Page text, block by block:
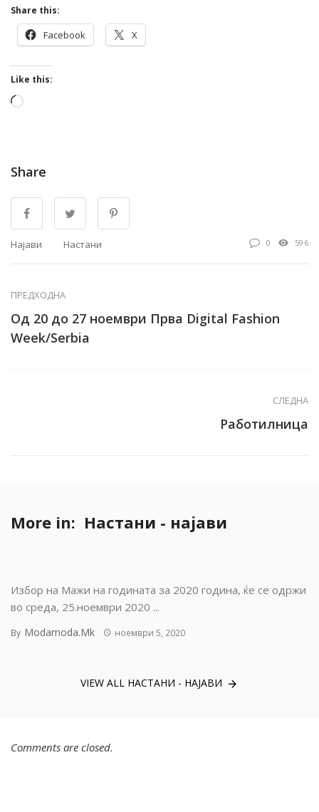
Share this:
Facebook X
Like this:
Loading…
Share
Најави Настани 0 596
ПРЕДХОДНА
Од 20 до 27 ноември Прва Digital Fashion
Week/Serbia
СЛЕДНА
Работилница
More in: Настани - најави
Избор на Мажи на годината за 2020 година, ќе се одржи
во среда, 25.ноември 2020 ...
By Modamoda.mk ноември 5, 2020
VIEW ALL НАСТАНИ - НАЈАВИ
Comments are closed.